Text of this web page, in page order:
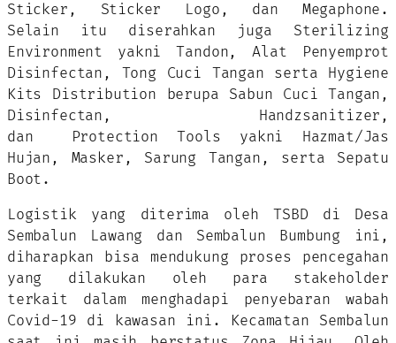
Sticker, Sticker Logo, dan Megaphone.
Selain itu diserahkan juga Sterilizing
Environment yakni Tandon, Alat Penyemprot
Disinfectan, Tong Cuci Tangan serta Hygiene
Kits Distribution berupa Sabun Cuci Tangan,
Disinfectan, Handzsanitizer,
dan Protection Tools yakni Hazmat/Jas
Hujan, Masker, Sarung Tangan, serta Sepatu
Boot.
Logistik yang diterima oleh TSBD di Desa
Sembalun Lawang dan Sembalun Bumbung ini,
diharapkan bisa mendukung proses pencegahan
yang dilakukan oleh para stakeholder
terkait dalam menghadapi penyebaran wabah
Covid-19 di kawasan ini. Kecamatan Sembalun